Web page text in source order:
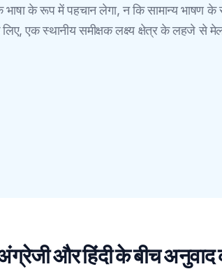
भाषा के रूप में पहचान लेगा, न कि सामान्य भाषण
एक स्थानीय समीक्षक लक्ष्य क्षेत्र के लहजे से
और हिंदी के बीच